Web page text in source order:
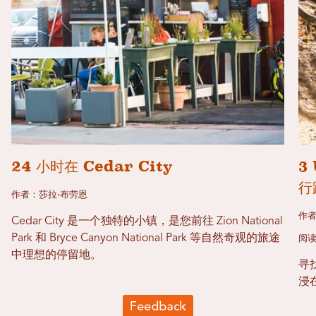
24 小时在 Cedar City
作者：莎拉·布劳恩
Cedar City 是一个独特的小镇，是您前往 Zion National
Park 和 Bryce Canyon National Park 等自然奇观的旅途
中理想的停留地。
3
行
作
阅
寻
浸